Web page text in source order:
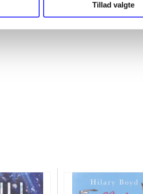
Tillad valgte